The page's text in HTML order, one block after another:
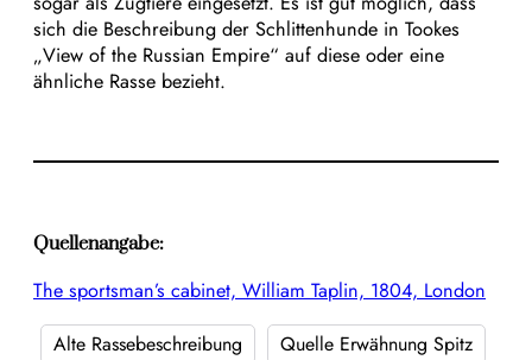
sich die Beschreibung der Schlittenhunde in Tookes
„View of the Russian Empire“ auf diese oder eine
ähnliche Rasse bezieht.
Quellenangabe:
The sportsman’s cabinet, William Taplin, 1804, London
Alte Rassebeschreibung
Quelle Erwähnung Spitz